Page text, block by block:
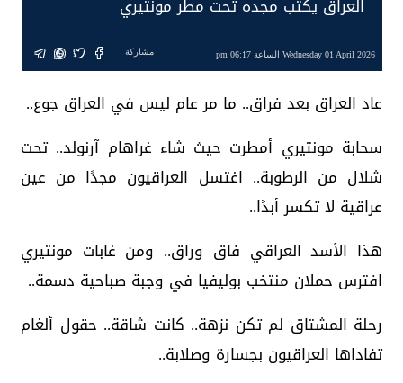
العراق يكتب مجده تحت مطر مونتيري
Wednesday 01 April 2026 الساعة 06:17 pm مشاركة
عاد العراق بعد فراق.. ما مر عام ليس في العراق جوع..
سحابة مونتيري أمطرت حيث شاء غراهام آرنولد.. تحت
شلال من الرطوبة.. اغتسل العراقيون مجدًا من عين
عراقية لا تكسر أبدًا..
هذا الأسد العراقي فاق وراق.. ومن غابات مونتيري
افترس حملان منتخب بوليفيا في وجبة صباحية دسمة..
رحلة المشتاق لم تكن نزهة.. كانت شاقة.. حقول ألغام
تفاداها العراقيون بجسارة وصلابة..